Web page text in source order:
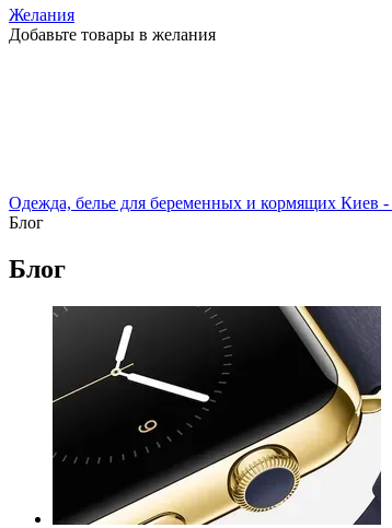
Желания
Добавьте товары в желания
Одежда, белье для беременных и кормящих Киев
Блог
Блог